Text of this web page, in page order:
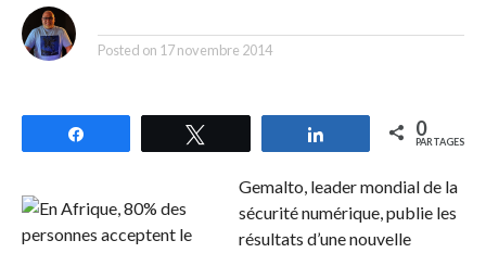
Posted on 17 novembre 2014
Partagez 0
PARTAGES
Gemalto, leader mondial de la
sécurité numérique, publie les
résultats d’une nouvelle